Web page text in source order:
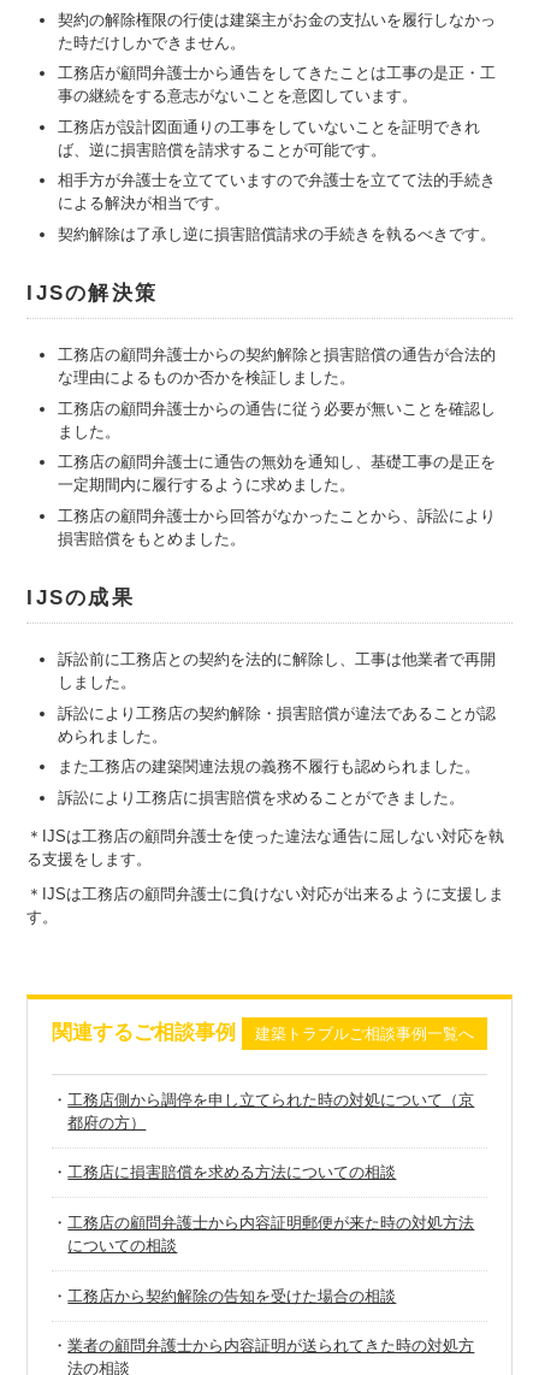
契約の解除権限の行使は建築主がお金の支払いを履行しなかっ
た時だけしかできません。
工務店が顧問弁護士から通告をしてきたことは工事の是正・工
事の継続をする意志がないことを意図しています。
工務店が設計図面通りの工事をしていないことを証明できれ
ば、逆に損害賠償を請求することが可能です。
相手方が弁護士を立てていますので弁護士を立てて法的手続き
による解決が相当です。
契約解除は了承し逆に損害賠償請求の手続きを執るべきです。
IJSの解決策
工務店の顧問弁護士からの契約解除と損害賠償の通告が合法的
な理由によるものか否かを検証しました。
工務店の顧問弁護士からの通告に従う必要が無いことを確認し
ました。
工務店の顧問弁護士に通告の無効を通知し、基礎工事の是正を
一定期間内に履行するように求めました。
工務店の顧問弁護士から回答がなかったことから、訴訟により
損害賠償をもとめました。
IJSの成果
訴訟前に工務店との契約を法的に解除し、工事は他業者で再開
しました。
訴訟により工務店の契約解除・損害賠償が違法であることが認
められました。
また工務店の建築関連法規の義務不履行も認められました。
訴訟により工務店に損害賠償を求めることができました。
＊IJSは工務店の顧問弁護士を使った違法な通告に屈しない対応を執
る支援をします。
＊IJSは工務店の顧問弁護士に負けない対応が出来るように支援しま
す。
関連するご相談事例 建築トラブルご相談事例一覧へ
・ 工務店側から調停を申し立てられた時の対処について（京
都府の方）
・工務店に損害賠償を求める方法についての相談
・工務店の顧問弁護士から内容証明郵便が来た時の対処方法
についての相談
・ 工務店から契約解除の告知を受けた場合の相談
・業者の顧問弁護士から内容証明が送られてきた時の対処方
法の相談